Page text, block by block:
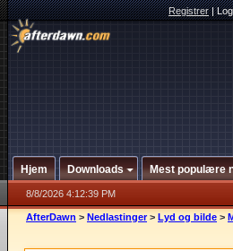
Registrer|
Hjem Downloads Mest populære
8/8/2026 4:12:39 PM
AfterDawn > Nedlastinger > Lyd og bilde >